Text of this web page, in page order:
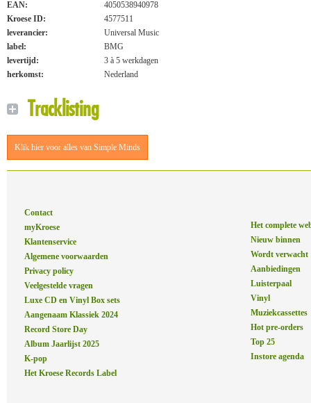
EAN:
4050538940978
Kroese ID:
4577511
leverancier:
Universal Music
label:
BMG
levertijd:
3 à 5 werkdagen
herkomst:
Nederland
Tracklisting
Klik hier voor alles van Simple Minds
Contact
myKroese
Klantenservice
Algemene voorwaarden
Privacy policy
Veelgestelde vragen
Luxe CD en Vinyl Box sets
Aangenaam Klassiek 2024
Record Store Day
Album Jaarlijst 2025
K-pop
Het Kroese Records Label
Het complete
Nieuw binnen
Wordt verwacht
Aanbiedingen
Luisterpaal
Vinyl
Muziekcassettes
Hot pre-orders
Top 25
Instore agenda